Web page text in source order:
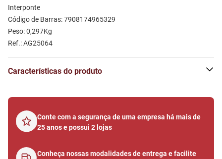
Interponte
Código de Barras: 7908174965329
Peso: 0,297Kg
Ref.: AG25064
Características do produto
Conte com a segurança de uma empresa há mais de
25 anos e possui 2 lojas
Conheça nossas modalidades de entrega e facilite